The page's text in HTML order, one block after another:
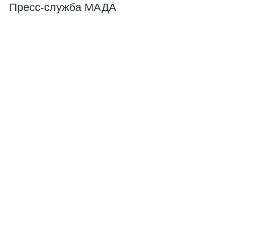
Пресс-служба МАДА